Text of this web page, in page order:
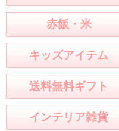
赤飯・米
キッズアイテム
送料無料ギフト
インテリア雑貨